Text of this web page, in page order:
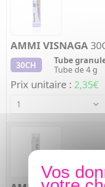
AMMI VISNAGA
30CH
Tube
Tube de 4 g
Prix unitaire : 2,35€